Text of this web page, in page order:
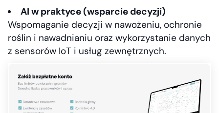
AI w praktyce (wsparcie decyzji)
Wspomaganie decyzji w nawożeniu, ochronie
roślin i nawadnianiu oraz wykorzystanie danych
z sensorów IoT i usług zewnętrznych.